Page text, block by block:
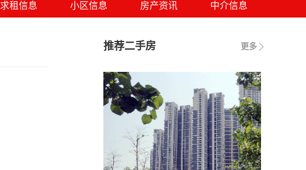
求租信息 小区信息 房产资讯 中介信息
更多
推荐二手房